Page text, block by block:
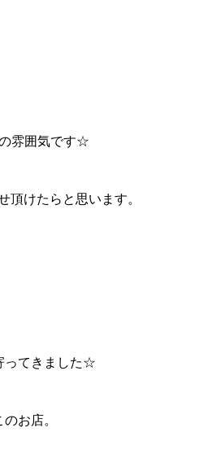
雰囲気です☆
頂けたらと思います。
ってきました☆
お店。